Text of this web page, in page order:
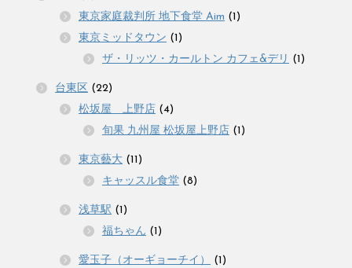
東京家庭裁判所 地下食堂 Aim (1)
東京ミッドタウン (1)
ザ・リッツ・カールトン カフェ&デリ (1)
台東区 (22)
松坂屋 上野店 (4)
旬果 九州屋 松坂屋上野店 (1)
東京藝大 (11)
キャッスル食堂 (8)
浅草駅 (1)
福ちゃん (1)
愛玉子（オーギョーチイ）
(1)